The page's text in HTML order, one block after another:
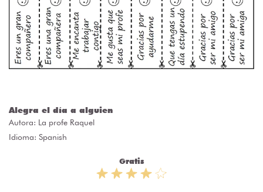
Alegra el día a alguien
Autora: La profe Raquel
Idioma: Spanish
Gratis